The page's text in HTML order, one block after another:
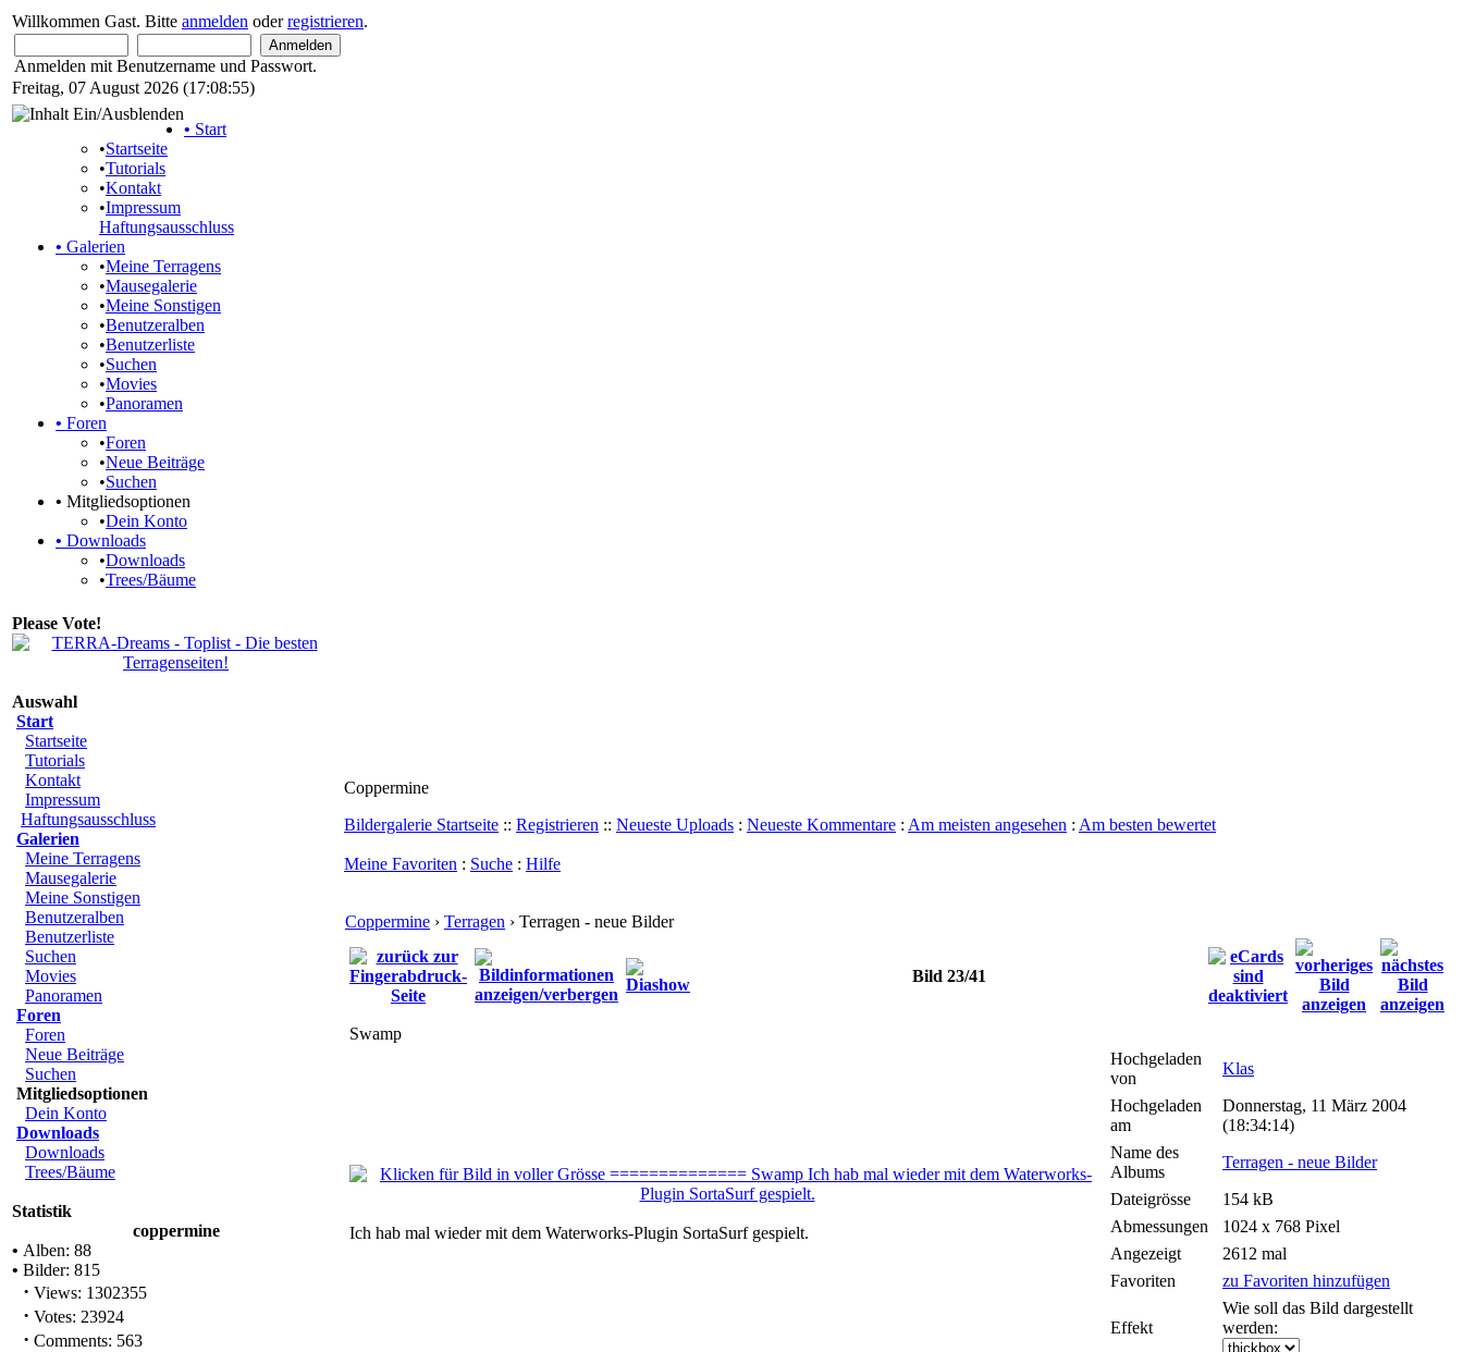
Willkommen Gast. Bitte anmelden oderregistrieren.
Anmelden mit Benutzername und Passwort.
Freitag, 07 August 2026 (17:08:55)
• Start
•Startseite
•Tutorials
•Kontakt
•Impressum
Haftungsausschluss
• Galerien
•Meine Terragens
•Mausegalerie
•Meine Sonstigen
•Benutzeralben
•Benutzerliste
•Suchen
•Movies
•Panoramen
• Foren
•Foren
•Neue Beiträge
•Suchen
• Mitgliedsoptionen
•Dein Konto
• Downloads
•Downloads
•Trees/Bäume
Please Vote!
Auswahl
Start
Startseite
Tutorials
Kontakt
Impressum
Haftungsausschluss
Galerien
Meine Terragens
Mausegalerie
Meine Sonstigen
Benutzeralben
Benutzerliste
Suchen
Movies
Panoramen
Foren
Foren
Neue Beiträge
Suchen
Mitgliedsoptionen
Dein Konto
Downloads
Downloads
Trees/Bäume
Statistik
coppermine
• Alben: 88
• Bilder: 815
· Views: 1302355
· Votes: 23924
· Comments: 563
Coppermine
Bildergalerie Startseite :: Registrieren :: Neueste Uploads : Neueste Kommentare : Am meisten angesehen : Am besten bewertet
Meine Favoriten : Suche : Hilfe
Coppermine › Terragen › Terragen - neue Bilder
Bild 23/41
Swamp
Ich hab mal wieder mit dem Waterworks-Plugin SortaSurf gespielt.
Hochgeladen
von
Klas
Hochgeladen
am
Donnerstag, 11 März 2004
(18:34:14)
Name des
Albums
Terragen - neue Bilder
Dateigrösse
154 kB
Abmessungen
1024 x 768 Pixel
Angezeigt
2612 mal
Favoriten
zu Favoriten hinzufügen
Effekt
Wie soll das Bild dargestellt
werden: